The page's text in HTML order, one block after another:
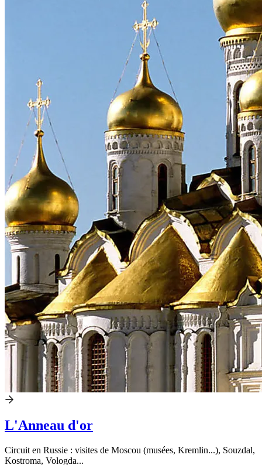
L'Anneau d'or
Circuit en Russie : visites de Moscou (musées, Kremlin...), Souzdal,
Kostroma, Vologda...